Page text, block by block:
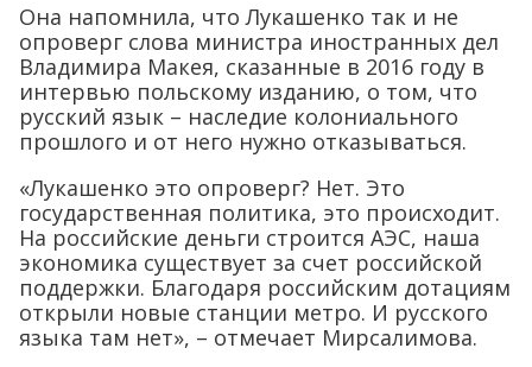
Она напомнила, что Лукашенко так и не
опроверг слова министра иностранных дел
Владимира Макея, сказанные в 2016 году в
интервью польскому изданию, о том, что
русский язык – наследие колониального
прошлого и от него нужно отказываться.
«Лукашенко это опроверг? Нет. Это
государственная политика, это происходит.
На российские деньги строится АЭС, наша
экономика существует за счет российской
поддержки. Благодаря российским дотациям
открыли новые станции метро. И русского
языка там нет», – отмечает Мирсалимова.